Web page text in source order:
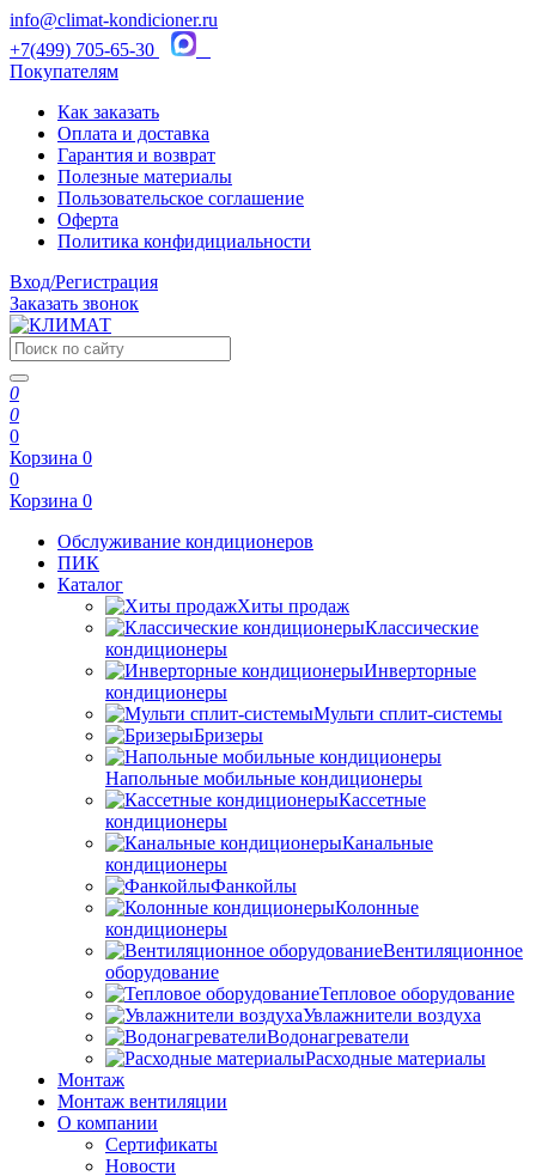
info@climat-kondicioner.ru
+7(499) 705-65-30
Покупателям
Как заказать
Оплата и доставка
Гарантия и возврат
Полезные материалы
Пользовательское соглашение
Оферта
Политика конфидициальности
Вход/Регистрация
Заказать звонок
0
0
0
Корзина 0
0
Корзина 0
Обслуживание кондиционеров
ПИК
Каталог
Хиты продаж
Классические
кондиционеры
Инверторные
кондиционеры
Мульти сплит-системы
Бризеры
Напольные мобильные кондиционеры
Кассетные
кондиционеры
Канальные
кондиционеры
Фанкойлы
Колонные
кондиционеры
Вентиляционное
оборудование
Тепловое оборудование
Увлажнители воздуха
Водонагреватели
Расходные материалы
Монтаж
Монтаж вентиляции
О компании
Сертификаты
Новости